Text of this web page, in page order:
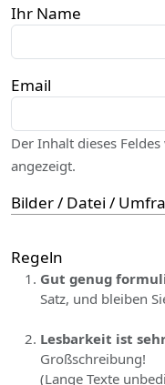
Ihr Name
Email
Der Inhalt dieses
angezeigt.
Bilder / Datei /
Regeln
Gut genug
Satz, und bleiben
Lesbarkeit ist
Großschreibung!
(Lange Texte